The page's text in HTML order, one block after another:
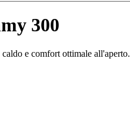
300
e comfort ottimale all'aperto.